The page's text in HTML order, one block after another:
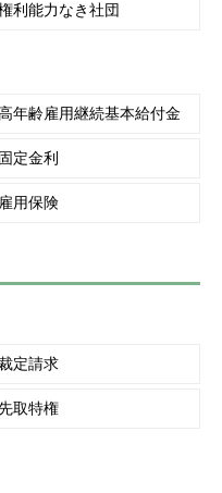
利能力なき社団
年齢雇用継続基本給付金
固定金利
雇用保険
定請求
取特権